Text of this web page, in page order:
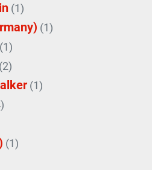
(1)
(1)
(2)
(1)
(1)